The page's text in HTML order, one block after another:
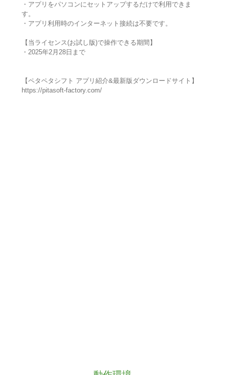
・アプリをパソコンにセットアップするだけで利用できま
す。
・アプリ利用時のインターネット接続は不要です。
【当ライセンス(お試し版)で操作できる期間】
・2025年2月28日まで
【ペタペタシフト アプリ紹介&最新版ダウンロードサイト】
https://pitasoft-factory.com/